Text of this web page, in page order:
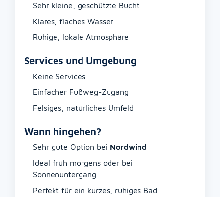
Sehr kleine, geschützte Bucht
Klares, flaches Wasser
Ruhige, lokale Atmosphäre
Services und Umgebung
Keine Services
Einfacher Fußweg-Zugang
Felsiges, natürliches Umfeld
Wann hingehen?
Sehr gute Option bei Nordwind
Ideal früh morgens oder bei
Sonnenuntergang
Perfekt für ein kurzes, ruhiges Bad